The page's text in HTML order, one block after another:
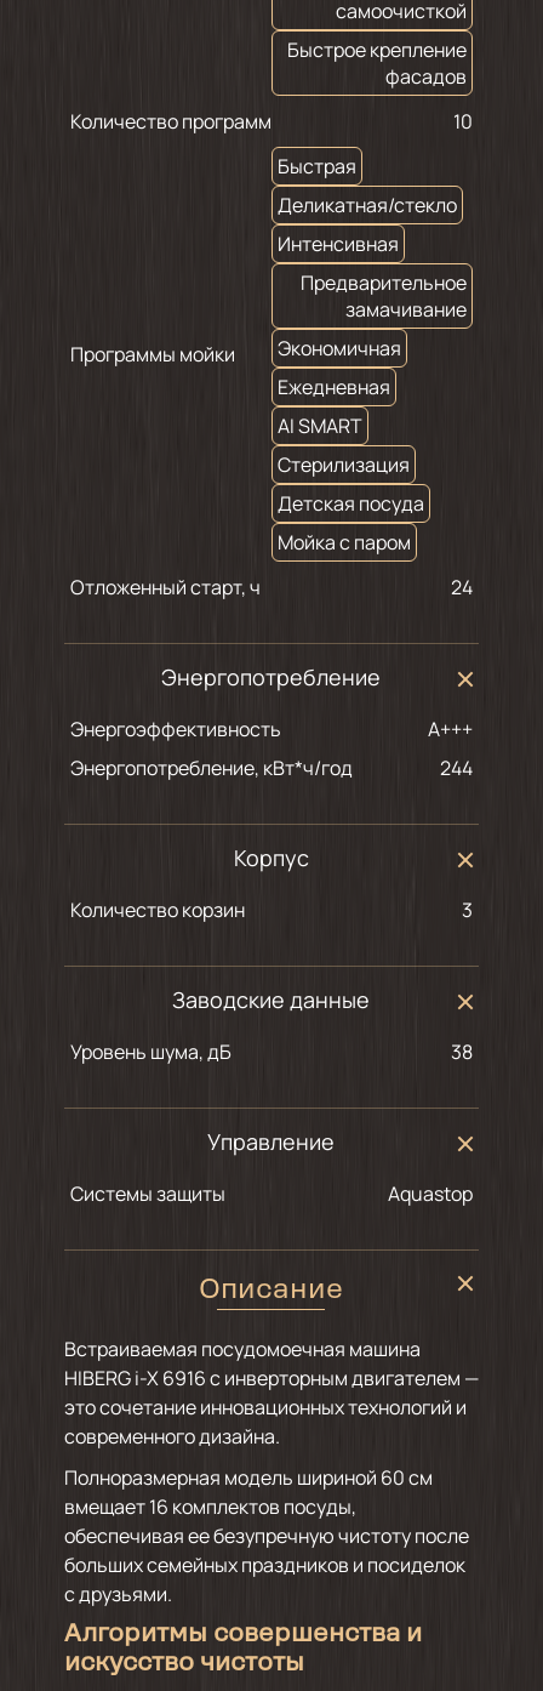
самоочисткой
Быстрое крепление
фасадов
Количество программ
10
Программы мойки
Быстрая
Деликатная/стекло
Интенсивная
Предварительное
замачивание
Экономичная
Ежедневная
AI SMART
Стерилизация
Детская посуда
Мойка с паром
Отложенный старт, ч
24
Энергопотребление
Энергоэффективность
A+++
Энергопотребление, кВт*ч/год
244
Корпус
Количество корзин 3
Заводские данные
Уровень шума, дБ 38
Управление
Системы защиты Aquastop
Описание
Встраиваемая посудомоечная машина
HIBERG i-X 6916 с инверторным двигателем —
это сочетание инновационных технологий и
современного дизайна.
Полноразмерная модель шириной 60 см
вмещает 16 комплектов посуды,
обеспечивая ее безупречную чистоту после
больших семейных праздников и посиделок
с друзьями.
Алгоритмы совершенства и
искусство чистоты